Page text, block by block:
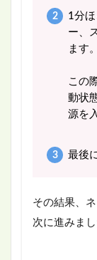
1分
ー、
ます。
この
動状
源を
最後
その結果、
次に進みまし